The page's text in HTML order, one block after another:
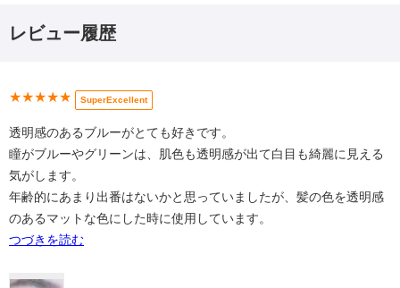
レビュー履歴
★★★★★ SuperExcellent
透明感のあるブルーがとても好きです。
瞳がブルーやグリーンは、肌色も透明感が出て白目も綺麗に見える
気がします。
年齢的にあまり出番はないかと思っていましたが、髪の色を透明感
のあるマットな色にした時に使用しています。
つづきを読む